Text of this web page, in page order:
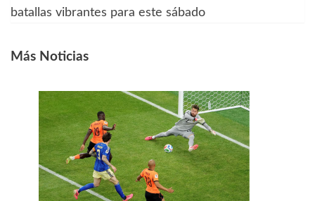
entradas
batallas vibrantes para este sábado
Más Noticias